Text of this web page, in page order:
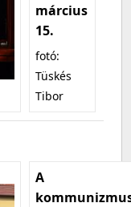
március
15.
fotó:
Tüskés
Tibor
A